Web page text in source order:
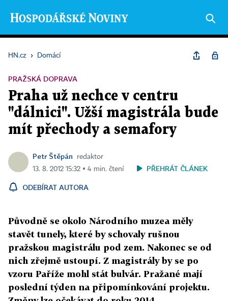
HN.cz › Domácí
PRAŽSKÁ DOPRAVA
Praha už nechce v centru
"dálnici". Užší magistrála bude
mít přechody a semafory
Petr Štěpán
redaktor
13. 8. 2012 15:32 ▪ 4 min. čtení
PŘEHRÁT ČLÁNEK
ODEBÍRAT AUTORA
Původně se okolo Národního muzea měly
stavět tunely, které by schovaly rušnou
pražskou magistrálu pod zem. Nakonec se od
nich zřejmě ustoupí. Z magistrály by se po
vzoru Paříže mohl stát bulvár. Pražané mají
poslední týden na připomínkování projektu.